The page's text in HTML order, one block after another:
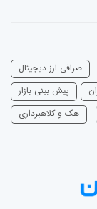
صرافی ارز دیجیتال
پیش بینی بازار
هک و کلاهبرداری